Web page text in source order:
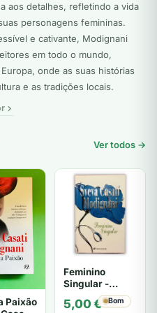
aos detalhes, refletindo a vida
personagens femininas.
e cativante, Modignani
em todo o mundo,
onde as suas histórias
e as tradições locais.
Ver todos →
Paixão
Feminino
Singular -
Sveva Casati
Modignani
5,00€ Bom